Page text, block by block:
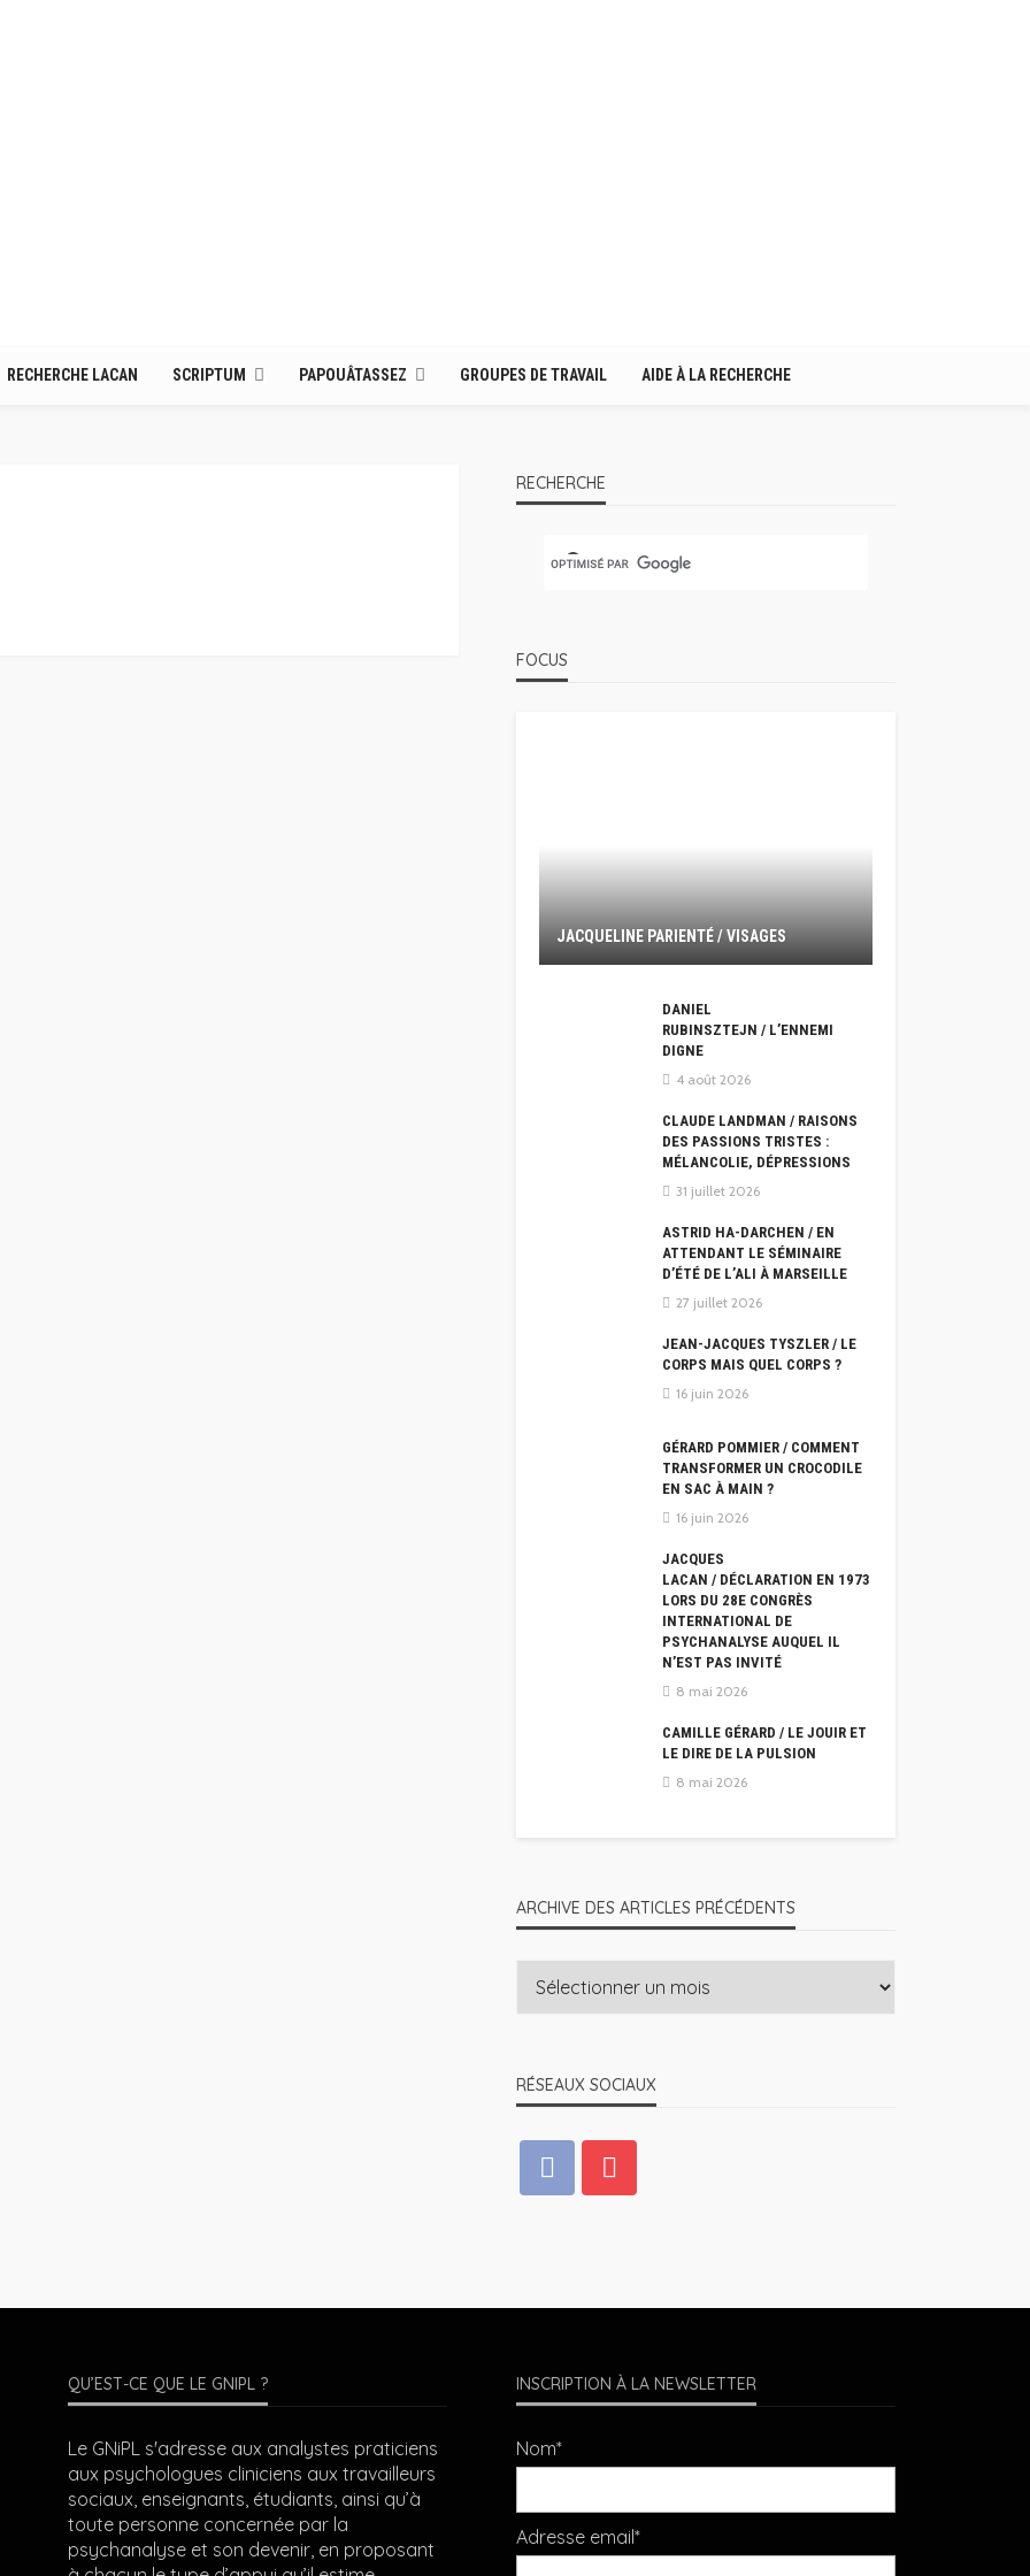
RECHERCHE LACAN SCRIPTUM PAPOUÂTASSEZ GROUPES DE TRAVAIL AIDE À LA RECHERCHE
RECHERCHE
FOCUS
JACQUELINE PARIENTÉ / VISAGES
DANIEL
RUBINSZTEJN / L’ENNEMI
DIGNE
4 août 2026
CLAUDE LANDMAN / RAISONS
DES PASSIONS TRISTES :
MÉLANCOLIE, DÉPRESSIONS
31 juillet 2026
ASTRID HA-DARCHEN / EN
ATTENDANT LE SÉMINAIRE
D’ÉTÉ DE L’ALI À MARSEILLE
27 juillet 2026
JEAN-JACQUES TYSZLER / LE
CORPS MAIS QUEL CORPS ?
16 juin 2026
GÉRARD POMMIER / COMMENT
TRANSFORMER UN CROCODILE
EN SAC À MAIN ?
16 juin 2026
JACQUES
LACAN / DÉCLARATION EN 1973
LORS DU 28E CONGRÈS
INTERNATIONAL DE
PSYCHANALYSE AUQUEL IL
N’EST PAS INVITÉ
8 mai 2026
CAMILLE GÉRARD / LE JOUIR ET
LE DIRE DE LA PULSION
8 mai 2026
ARCHIVE DES ARTICLES PRÉCÉDENTS
RÉSEAUX SOCIAUX
QU’EST-CE QUE LE GNIPL ?
Le GNiPL s'adresse aux analystes praticiens
aux psychologues cliniciens aux travailleurs
sociaux, enseignants, étudiants, ainsi qu’à
toute personne concernée par la
psychanalyse et son devenir, en proposant
INSCRIPTION À LA NEWSLETTER
Nom*
Adresse email*